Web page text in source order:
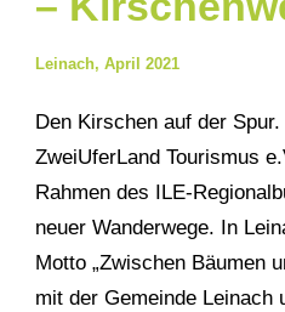
Leinach, April 2021
Den Kirschen auf der
ZweiUferLand Tourismus
Rahmen des ILE-
neuer Wanderwege. In
Motto „Zwischen Bäumen
mit der Gemeinde Leinach